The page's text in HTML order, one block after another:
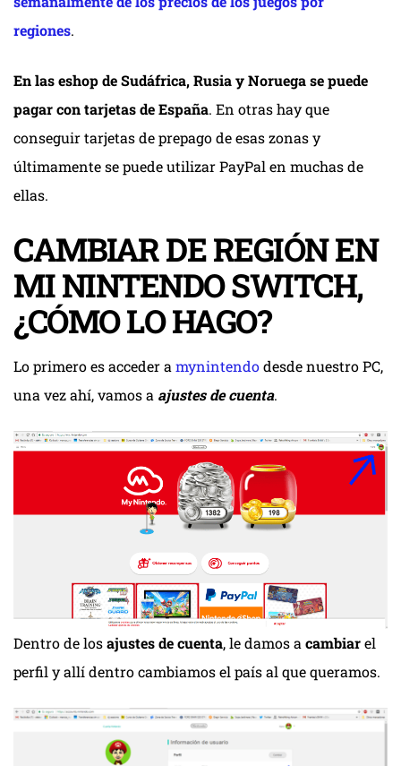
regiones.
En las eshop de Sudáfrica, Rusia y Noruega se puede
pagar con tarjetas de España. En otras hay que
conseguir tarjetas de prepago de esas zonas y
últimamente se puede utilizar PayPal en muchas de
ellas.
CAMBIAR DE REGIÓN EN
MI NINTENDO SWITCH,
¿CÓMO LO HAGO?
Lo primero es acceder a mynintendodesde nuestro PC,
una vez ahí, vamos a ajustes de cuenta.
Dentro de losajustes de cuenta, le damos a cambiarel
perfil y allí dentro cambiamos el país al que queramos.